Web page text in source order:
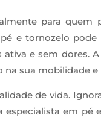
para
e tornozelo
e sem dores.
sua mobilidade e
de vida.
em pé